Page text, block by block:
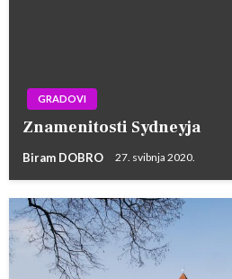
GRADOVI
Znamenitosti Sydneyja
Biram DOBRO 27. svibnja 2020.